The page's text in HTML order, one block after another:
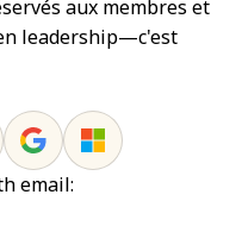
aux membres et
leadership—c'est
email: